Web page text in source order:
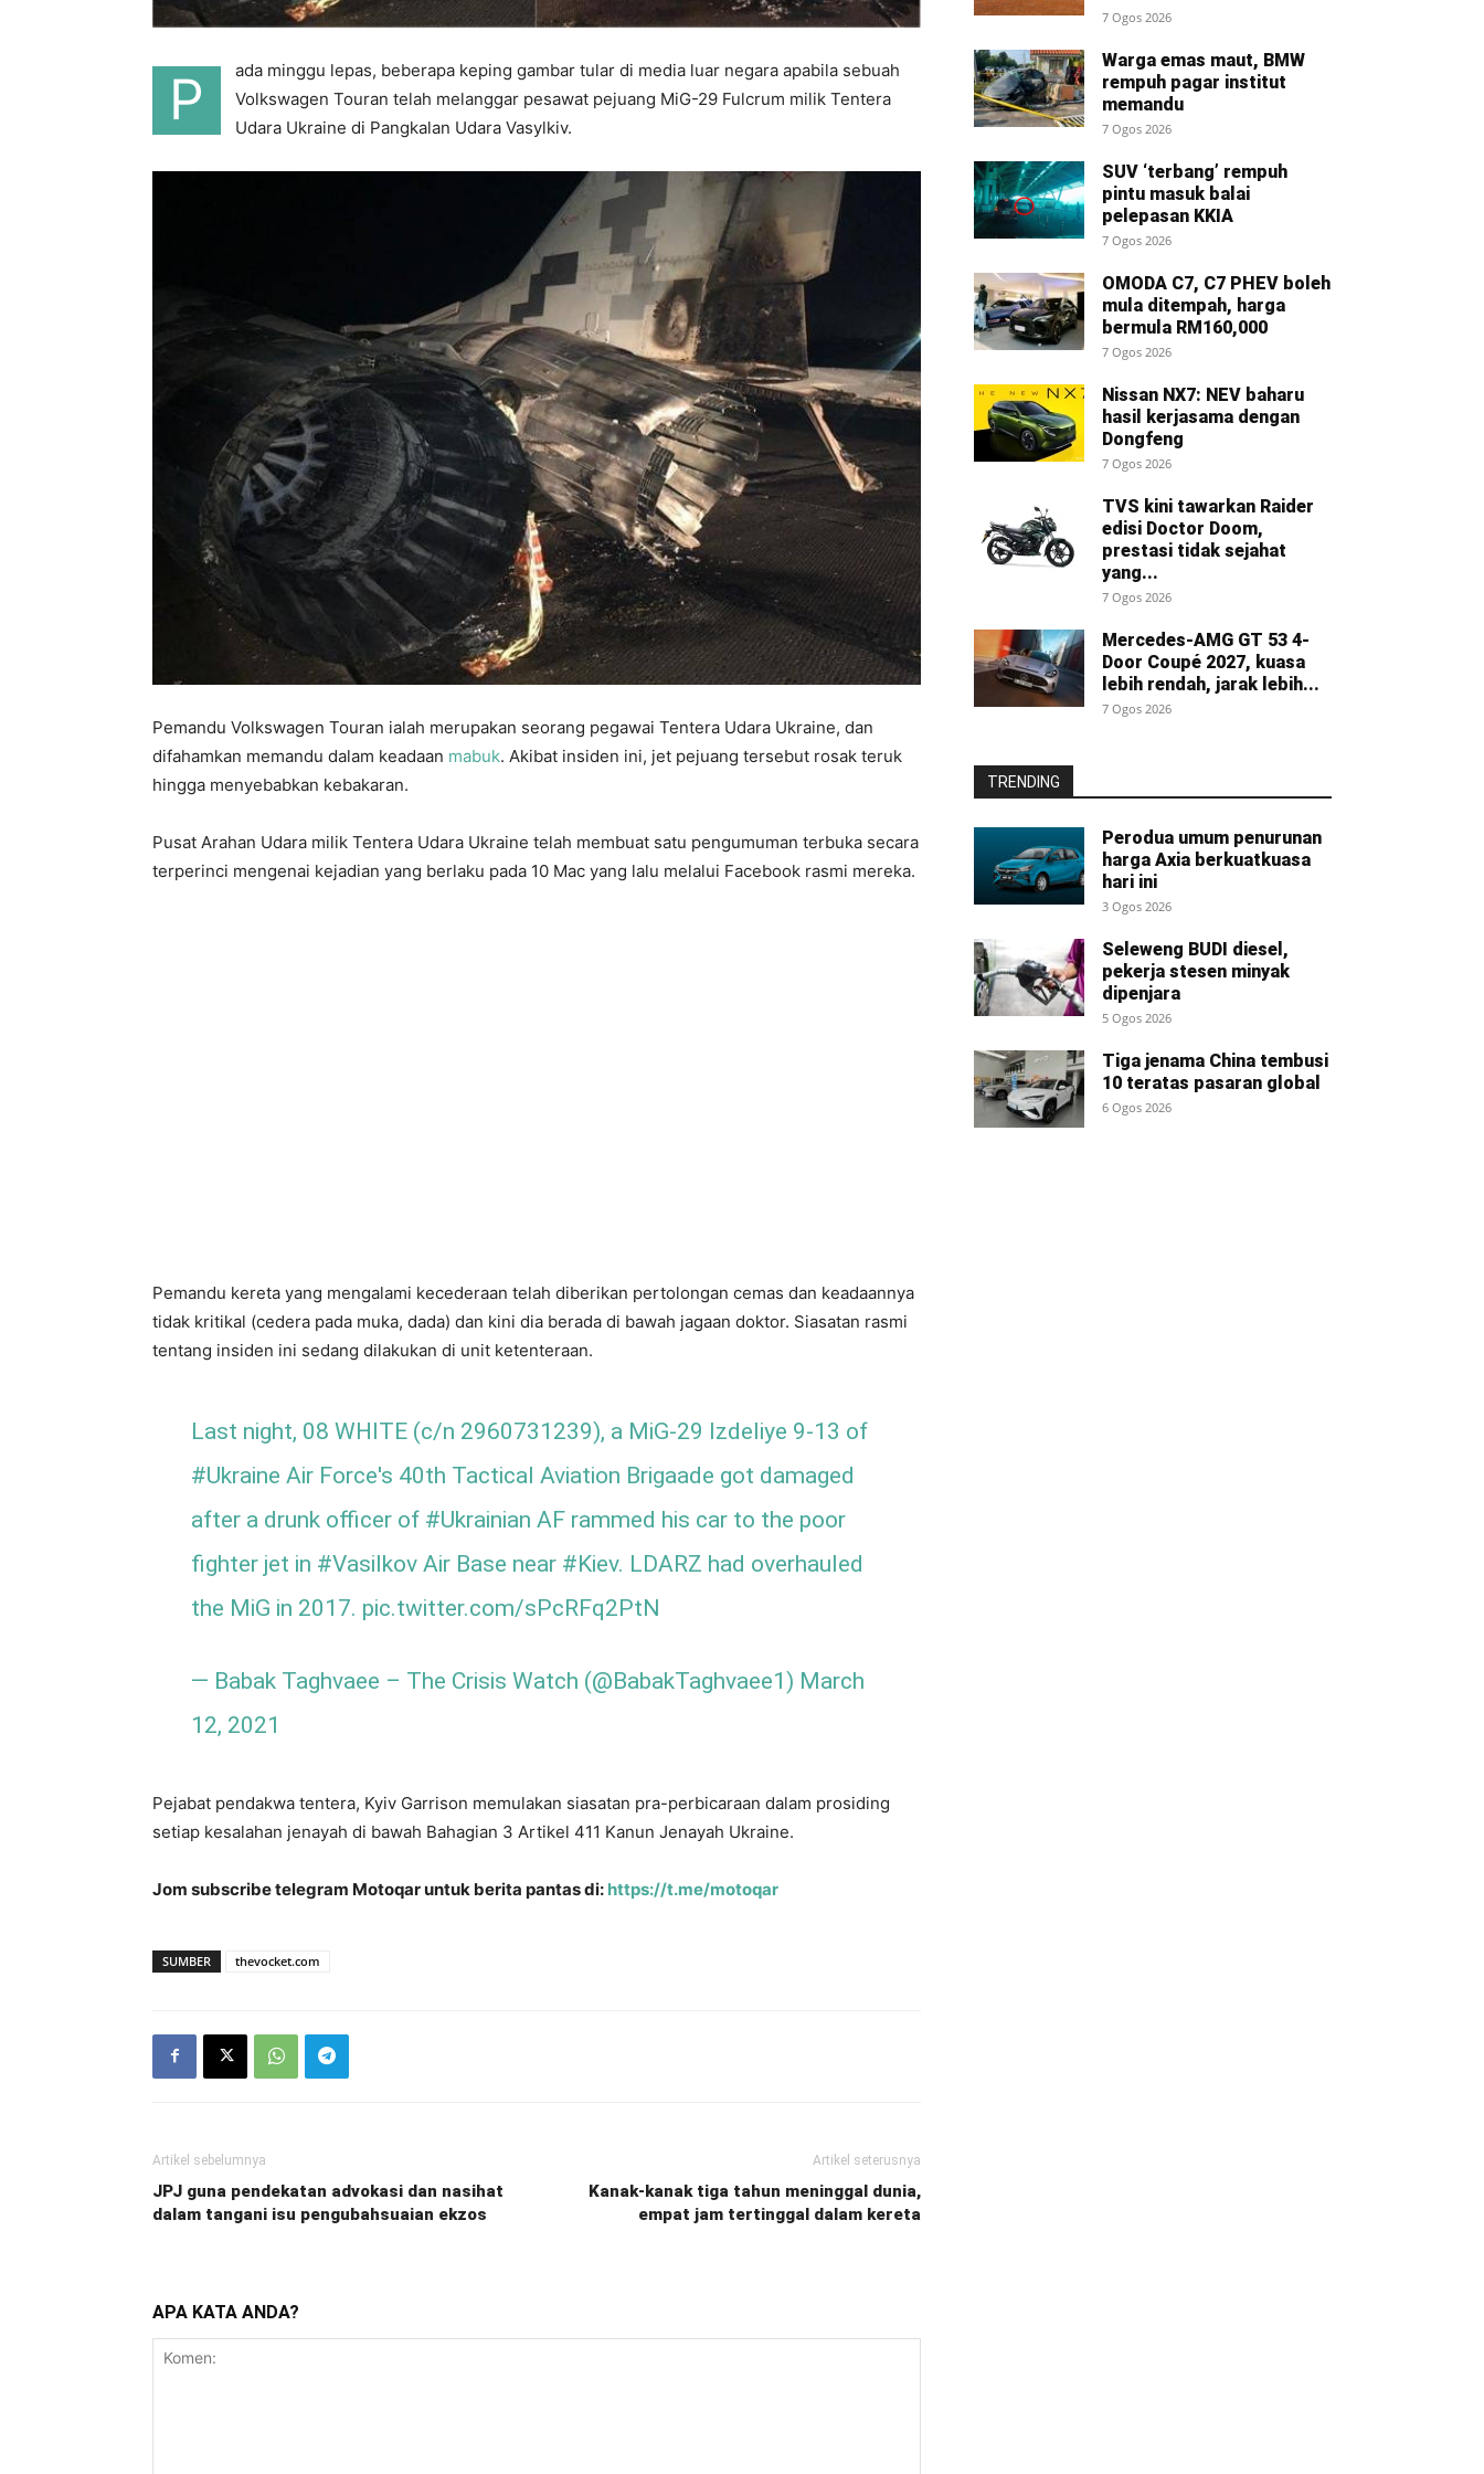
P
ada minggu lepas, beberapa keping gambar tular di media luar negara apabila sebuah
Volkswagen Touran telah melanggar pesawat pejuang MiG-29 Fulcrum milik Tentera
Udara Ukraine di Pangkalan Udara Vasylkiv.
Pemandu Volkswagen Touran ialah merupakan seorang pegawai Tentera Udara Ukraine, dan
difahamkan memandu dalam keadaan mabuk. Akibat insiden ini, jet pejuang tersebut rosak teruk
hingga menyebabkan kebakaran.
Pusat Arahan Udara milik Tentera Udara Ukraine telah membuat satu pengumuman terbuka secara
terperinci mengenai kejadian yang berlaku pada 10 Mac yang lalu melalui Facebook rasmi mereka.
Pemandu kereta yang mengalami kecederaan telah diberikan pertolongan cemas dan keadaannya
tidak kritikal (cedera pada muka, dada) dan kini dia berada di bawah jagaan doktor. Siasatan rasmi
tentang insiden ini sedang dilakukan di unit ketenteraan.
Last night, 08 WHITE (c/n 2960731239), a MiG-29 Izdeliye 9-13 of
#Ukraine Air Force's 40th Tactical Aviation Brigaade got damaged
after a drunk officer of #Ukrainian AF rammed his car to the poor
fighter jet in #VasilkovAir Base near #Kiev. LDARZ had overhauled
the MiG in 2017. pic.twitter.com/sPcRFq2PtN
— Babak Taghvaee – The Crisis Watch (@BabakTaghvaee1) March
12, 2021
Pejabat pendakwa tentera, Kyiv Garrison memulakan siasatan pra-perbicaraan dalam prosiding
setiap kesalahan jenayah di bawah Bahagian 3 Artikel 411 Kanun Jenayah Ukraine.
Jom subscribe telegram Motoqar untuk berita pantas di: https://t.me/motoqar
SUMBER thevocket.com
Artikel sebelumnya
JPJ guna pendekatan advokasi dan nasihat
dalam tangani isu pengubahsuaian ekzos
Artikel seterusnya
Kanak-kanak tiga tahun meninggal dunia,
empat jam tertinggal dalam kereta
APA KATA ANDA?
7 Ogos 2026
Warga emas maut, BMW
rempuh pagar institut
memandu
7 Ogos 2026
SUV ‘terbang’ rempuh
pintu masuk balai
pelepasan KKIA
7 Ogos 2026
OMODA C7, C7 PHEV boleh
mula ditempah, harga
bermula RM160,000
7 Ogos 2026
Nissan NX7: NEV baharu
hasil kerjasama dengan
Dongfeng
7 Ogos 2026
TVS kini tawarkan Raider
edisi Doctor Doom,
prestasi tidak sejahat
yang...
7 Ogos 2026
Mercedes-AMG GT 53 4-
Door Coupé 2027, kuasa
lebih rendah, jarak lebih...
7 Ogos 2026
TRENDING
Perodua umum penurunan
harga Axia berkuatkuasa
hari ini
3 Ogos 2026
Seleweng BUDI diesel,
pekerja stesen minyak
dipenjara
5 Ogos 2026
Tiga jenama China tembusi
10 teratas pasaran global
6 Ogos 2026